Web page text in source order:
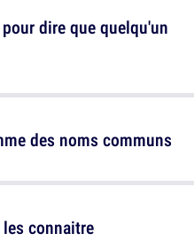
des noms communs
dire que quelqu'un
connaitre